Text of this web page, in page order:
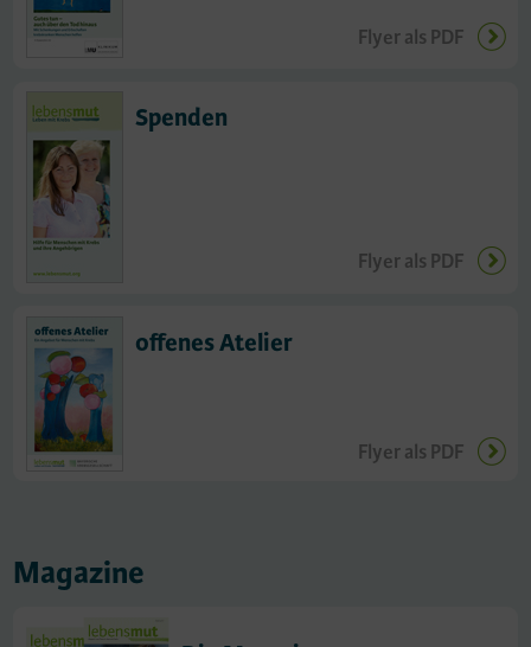
Flyer als PDF
Spenden
Flyer als PDF
offenes Atelier
Flyer als PDF
Magazine